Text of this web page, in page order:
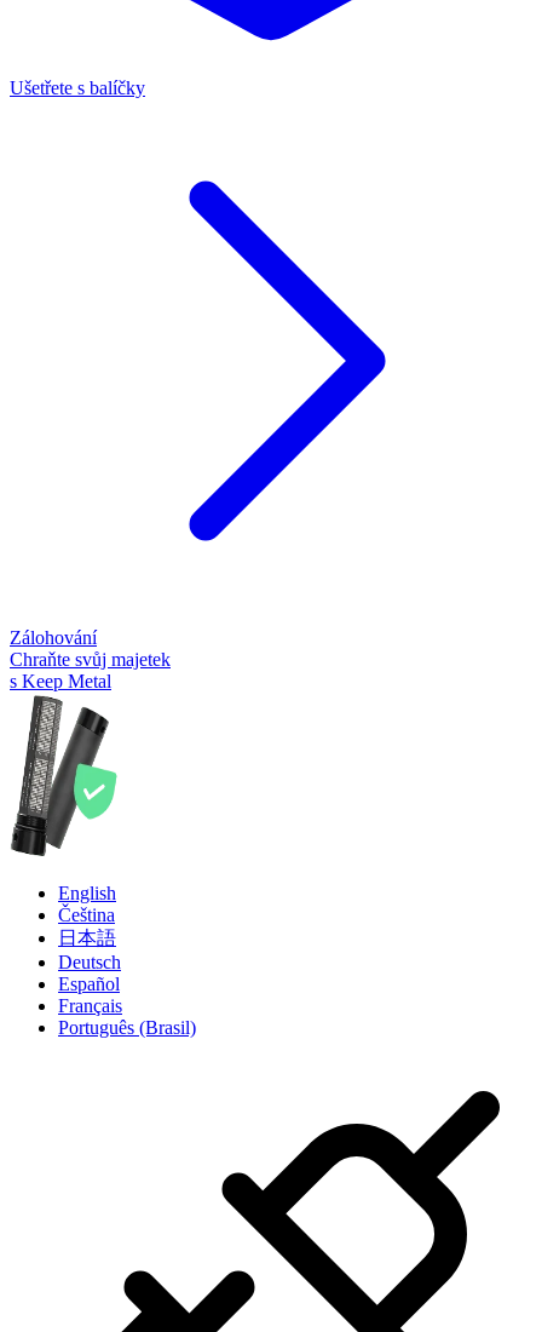
Ušetřete s balíčky
Zálohování
Chraňte svůj majetek
s Keep Metal
English
Čeština
日本語
Deutsch
Español
Français
Português (Brasil)